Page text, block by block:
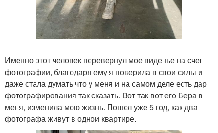
Именно этот человек перевернул мое виденье на счет
фотографии, благодаря ему я поверила в свои силы и
даже стала думать что у меня и на самом деле есть дар
фотографирования так сказать. Вот так вот его Вера в
меня, изменила мою жизнь. Пошел уже 5 год, как два
фотографа живут в однои квартире.